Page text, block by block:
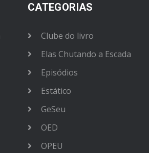
CATEGORIAS
Clube do livro
Elas Chutando a Escada
Episódios
Estático
GeSeu
OED
OPEU